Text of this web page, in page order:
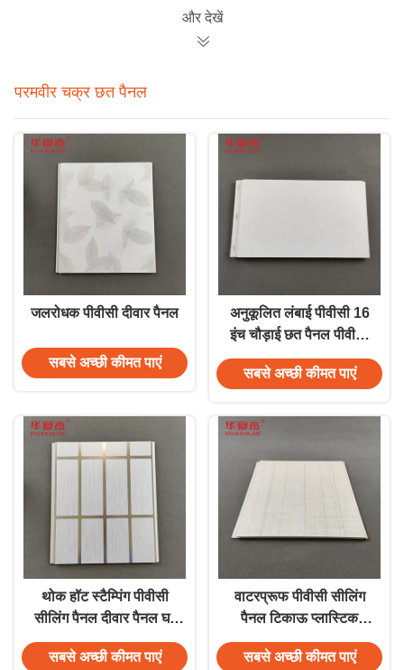
और देखें
परमवीर चक्र छत पैनल
जलरोधक पीवीसी दीवार पैनल
सबसे अच्छी कीमत पाएं
अनुकूलित लंबाई पीवीसी 16
इंच चौड़ाई छत पैनल पीवीसी
दीवार पैनल सफेद मुद्रण के
साथ
सबसे अच्छी कीमत पाएं
थोक हॉट स्टैम्पिंग पीवीसी
सीलिंग पैनल दीवार पैनल घर
लिविंग रूम के लिए सजावट
सबसे अच्छी कीमत पाएं
वाटरप्रूफ पीवीसी सीलिंग
पैनल टिकाऊ प्लास्टिक
पाउडर पीवीसी वॉल पैनल
आंतरिक दीवार सजावट के
सबसे अच्छी कीमत पाएं